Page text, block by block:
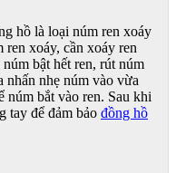
hồ là loại núm ren xoáy
xoáy, cần xoáy ren
bật hết ren, rút núm
nhẹ núm vào vừa
núm bắt vào ren. Sau khi
tay để đảm bảo đồng hồ